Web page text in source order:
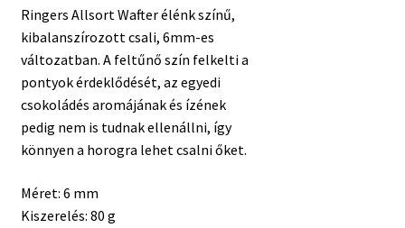
Ringers Allsort Wafter élénk színű,
kibalanszírozott csali, 6mm-es
változatban. A feltűnő szín felkelti a
pontyok érdeklődését, az egyedi
csokoládés aromájának és ízének
pedig nem is tudnak ellenállni, így
könnyen a horogra lehet csalni őket.
Méret: 6 mm
Kiszerelés: 80 g